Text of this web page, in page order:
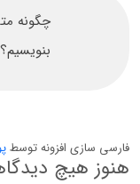
چگونه
بنویسیم؟
فارسی سازی افزونه توسط
هنوز هیچ